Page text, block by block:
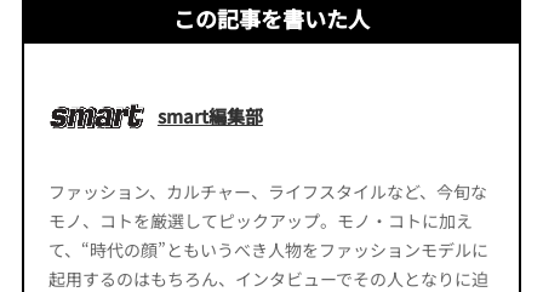
この記事を書いた人
smart編集部
ファッション、カルチャー、ライフスタイルなど、今旬な
モノ、コトを厳選してピックアップ。モノ・コトに加え
て、“時代の顔”ともいうべき人物をファッションモデルに
起用するのはもちろん、インタビューでその人となりに迫